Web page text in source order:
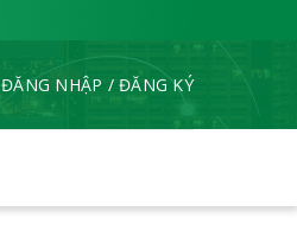
ĐĂNG NHẬP / ĐĂNG KÝ